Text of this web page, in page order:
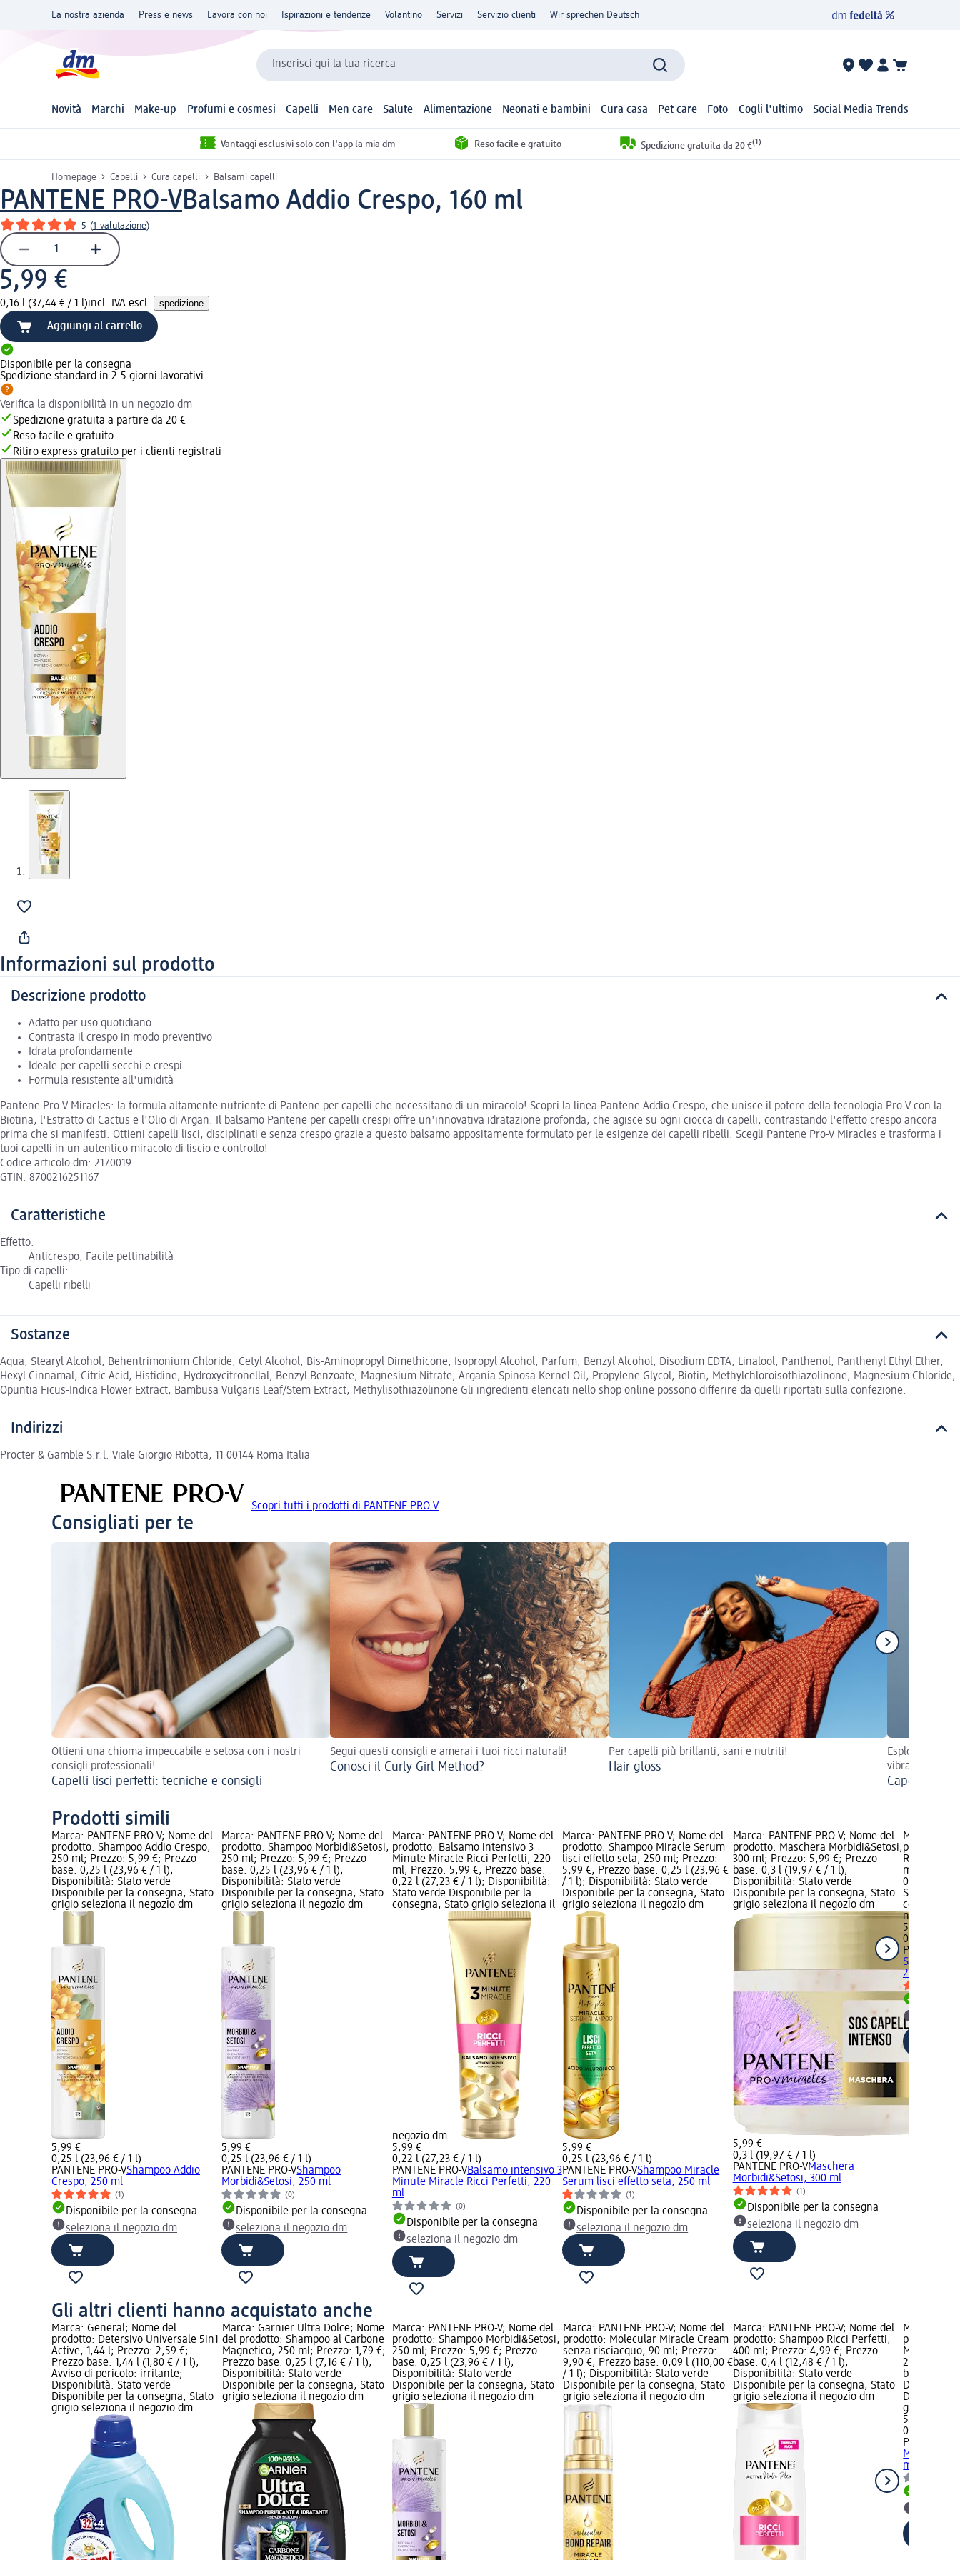
La nostra azienda Press e news Lavora con noi Ispirazioni e tendenze Volantino Servizi Servizio clienti Wir sprechen Deutsch
Inserisci qui la tua ricerca
Novità Marchi Make-up Profumi e cosmesi Capelli Men care Salute Alimentazione Neonati e bambini Cura casa Pet care Foto Cogli l'ultimo Social Media Trends
Vantaggi esclusivi solo con l'app la mia dm Reso facile e gratuito Spedizione gratuita da 20 €(1)
Homepage Capelli Cura capelli Balsami capelli
PANTENE PRO-VBalsamo Addio Crespo, 160 ml
5 (1 valutazione)
5,99 €
0,16 l (37,44 € / 1 l)incl. IVA escl. spedizione
Aggiungi al carrello
Disponibile per la consegna
Spedizione standard in 2-5 giorni lavorativi
Verifica la disponibilità in un negozio dm
Spedizione gratuita a partire da 20 €
Reso facile e gratuito
Ritiro express gratuito per i clienti registrati
Informazioni sul prodotto
Descrizione prodotto
Adatto per uso quotidiano
Contrasta il crespo in modo preventivo
Idrata profondamente
Ideale per capelli secchi e crespi
Formula resistente all'umidità
Pantene Pro-V Miracles: la formula altamente nutriente di Pantene per capelli che necessitano di un miracolo! Scopri la linea Pantene Addio Crespo, che unisce il potere della tecnologia Pro-V con la
Biotina, l'Estratto di Cactus e l'Olio di Argan. Il balsamo Pantene per capelli crespi offre un'innovativa idratazione profonda, che agisce su ogni ciocca di capelli, contrastando l'effetto crespo ancora
prima che si manifesti. Ottieni capelli lisci, disciplinati e senza crespo grazie a questo balsamo appositamente formulato per le esigenze dei capelli ribelli. Scegli Pantene Pro-V Miracles e trasforma i
tuoi capelli in un autentico miracolo di liscio e controllo!
Codice articolo dm: 2170019
GTIN: 8700216251167
Caratteristiche
Effetto:
Anticrespo, Facile pettinabilità
Tipo di capelli:
Capelli ribelli
Sostanze
Aqua, Stearyl Alcohol, Behentrimonium Chloride, Cetyl Alcohol, Bis-Aminopropyl Dimethicone, Isopropyl Alcohol, Parfum, Benzyl Alcohol, Disodium EDTA, Linalool, Panthenol, Panthenyl Ethyl Ether,
Hexyl Cinnamal, Citric Acid, Histidine, Hydroxycitronellal, Benzyl Benzoate, Magnesium Nitrate, Argania Spinosa Kernel Oil, Propylene Glycol, Biotin, Methylchloroisothiazolinone, Magnesium Chloride,
Opuntia Ficus-Indica Flower Extract, Bambusa Vulgaris Leaf/Stem Extract, Methylisothiazolinone Gli ingredienti elencati nello shop online possono differire da quelli riportati sulla confezione.
Indirizzi
Procter & Gamble S.r.l. Viale Giorgio Ribotta, 11 00144 Roma Italia
Scopri tutti i prodotti di PANTENE PRO-V
Consigliati per te
Ottieni una chioma impeccabile e setosa con i nostri
consigli professionali!
Capelli lisci perfetti: tecniche e consigli
Segui questi consigli e amerai i tuoi ricci naturali!
Conosci il Curly Girl Method?
Per capelli più brillanti, sani e nutriti!
Hair gloss
Esplora i
vibranti e
Capelli
Prodotti simili
Marca: PANTENE PRO-V; Nome del
prodotto: Shampoo Addio Crespo,
250 ml; Prezzo: 5,99 €; Prezzo
base: 0,25 l (23,96 € / 1 l);
Disponibilità: Stato verde
Disponibile per la consegna, Stato
grigio seleziona il negozio dm
5,99 €
0,25 l (23,96 € / 1 l)
PANTENE PRO-VShampoo Addio
Crespo, 250 ml
(1)
Disponibile per la consegna
seleziona il negozio dm
Marca: PANTENE PRO-V; Nome del
prodotto: Shampoo Morbidi&Setosi,
250 ml; Prezzo: 5,99 €; Prezzo
base: 0,25 l (23,96 € / 1 l);
Disponibilità: Stato verde
Disponibile per la consegna, Stato
grigio seleziona il negozio dm
5,99 €
0,25 l (23,96 € / 1 l)
PANTENE PRO-VShampoo
Morbidi&Setosi, 250 ml
(0)
Disponibile per la consegna
seleziona il negozio dm
Marca: PANTENE PRO-V; Nome del
prodotto: Balsamo intensivo 3
Minute Miracle Ricci Perfetti, 220
ml; Prezzo: 5,99 €; Prezzo base:
0,22 l (27,23 € / 1 l); Disponibilità:
Stato verde Disponibile per la
consegna, Stato grigio seleziona il
negozio dm
5,99 €
0,22 l (27,23 € / 1 l)
PANTENE PRO-VBalsamo intensivo 3
Minute Miracle Ricci Perfetti, 220
ml
(0)
Disponibile per la consegna
seleziona il negozio dm
Marca: PANTENE PRO-V; Nome del
prodotto: Shampoo Miracle Serum
lisci effetto seta, 250 ml; Prezzo:
5,99 €; Prezzo base: 0,25 l (23,96 €
/ 1 l); Disponibilità: Stato verde
Disponibile per la consegna, Stato
grigio seleziona il negozio dm
5,99 €
0,25 l (23,96 € / 1 l)
PANTENE PRO-VShampoo Miracle
Serum lisci effetto seta, 250 ml
(1)
Disponibile per la consegna
seleziona il negozio dm
Marca: PANTENE PRO-V; Nome del
prodotto: Maschera Morbidi&Setosi,
300 ml; Prezzo: 5,99 €; Prezzo
base: 0,3 l (19,97 € / 1 l);
Disponibilità: Stato verde
Disponibile per la consegna, Stato
grigio seleziona il negozio dm
5,99 €
0,3 l (19,97 € / 1 l)
PANTENE PRO-VMaschera
Morbidi&Setosi, 300 ml
(1)
Disponibile per la consegna
seleziona il negozio dm
Marca:
prodotto:
Ricci
ml; Prezzo:
0,25 l
Stato
consegna,
negozio dm
5,99 €
0,25 l
PANTENE
Serum
250 ml
Gli altri clienti hanno acquistato anche
Marca: General; Nome del
prodotto: Detersivo Universale 5in1
Active, 1,44 l; Prezzo: 2,59 €;
Prezzo base: 1,44 l (1,80 € / 1 l);
Avviso di pericolo: irritante;
Disponibilità: Stato verde
Disponibile per la consegna, Stato
grigio seleziona il negozio dm
Marca: Garnier Ultra Dolce; Nome
del prodotto: Shampoo al Carbone
Magnetico, 250 ml; Prezzo: 1,79 €;
Prezzo base: 0,25 l (7,16 € / 1 l);
Disponibilità: Stato verde
Disponibile per la consegna, Stato
grigio seleziona il negozio dm
Marca: PANTENE PRO-V; Nome del
prodotto: Shampoo Morbidi&Setosi,
250 ml; Prezzo: 5,99 €; Prezzo
base: 0,25 l (23,96 € / 1 l);
Disponibilità: Stato verde
Disponibile per la consegna, Stato
grigio seleziona il negozio dm
Marca: PANTENE PRO-V; Nome del
prodotto: Molecular Miracle Cream
senza risciacquo, 90 ml; Prezzo:
9,90 €; Prezzo base: 0,09 l (110,00 €
/ 1 l); Disponibilità: Stato verde
Disponibile per la consegna, Stato
grigio seleziona il negozio dm
Marca: PANTENE PRO-V; Nome del
prodotto: Shampoo Ricci Perfetti,
400 ml; Prezzo: 4,99 €; Prezzo
base: 0,4 l (12,48 € / 1 l);
Disponibilità: Stato verde
Disponibile per la consegna, Stato
grigio seleziona il negozio dm
Marca:
prodotto:
Minute
220 ml;
base: 0,22
Disponibile
grigio
5,99 €
0,22 l
PANTENE
Minute
ml